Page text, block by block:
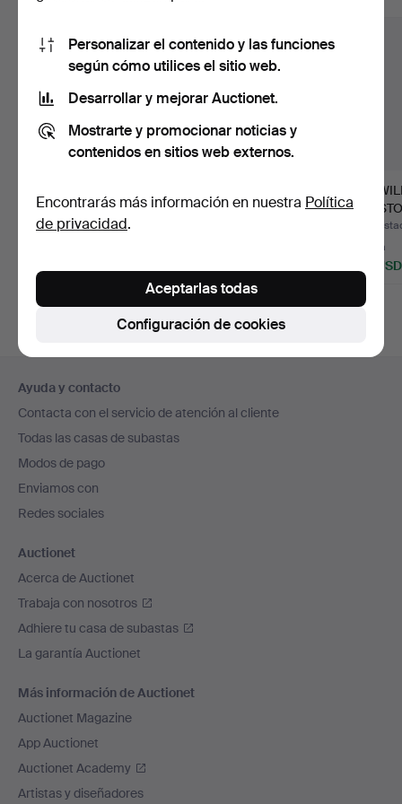
MASKINFABRIKEN
REX, fuente de
Subastado 17 may 2026
seleccionado
objetos de bronce, d…
1 puja
32 USD
en
el
pie
de
página
Ayuda y contacto
Contacta con el servicio de atención al cliente
Todas las casas de subastas
Modos de pago
Enviamos con
Redes sociales
Auctionet
Acerca de Auctionet
Trabaja con nosotros
Adhiere tu casa de subastas
La garantía Auctionet
Más información de Auctionet
Auctionet Magazine
App Auctionet
Auctionet Academy
Artistas y diseñadores
Personalizar el contenido y las funciones
según cómo utilices el sitio web.
Desarrollar y mejorar Auctionet.
Mostrarte y promocionar noticias y
contenidos en sitios web externos.
Encontrarás más información en nuestra Política
de privacidad.
Configuración de cookies
Aceptarlas todas